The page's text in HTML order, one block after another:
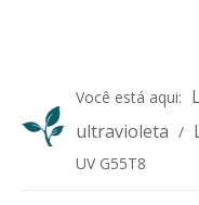
Você está aqui:
ultravioleta /
UV G55T8